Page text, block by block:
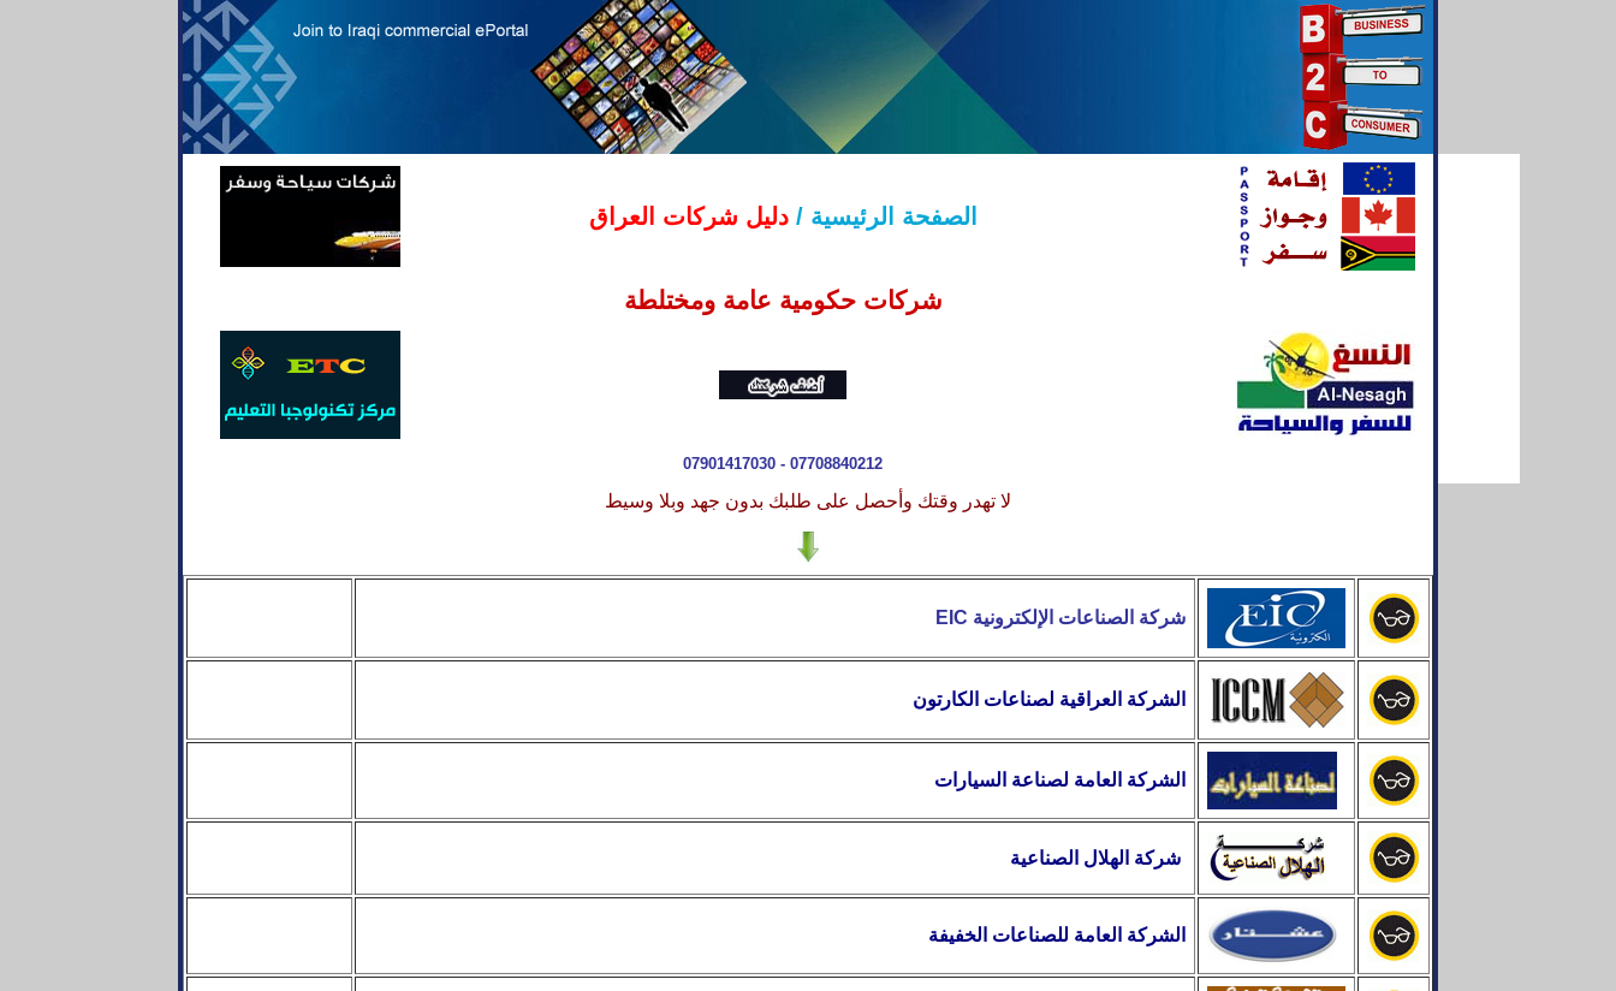
الصفحة الرئيسية /دليل شركات العراق
شركات حكومية عامة ومختلطة
07901417030 - 07708840212
لا تهدر وقتك وأحصل على طلبك بدون جهد وبلا وسيط
EIC شركة الصناعات الإلكترونية
الشركة العراقية لصناعات الكارتون
الشركة العامة لصناعة السيارات
شركة الهلال الصناعية
الشركة العامة للصناعات الخفيفة